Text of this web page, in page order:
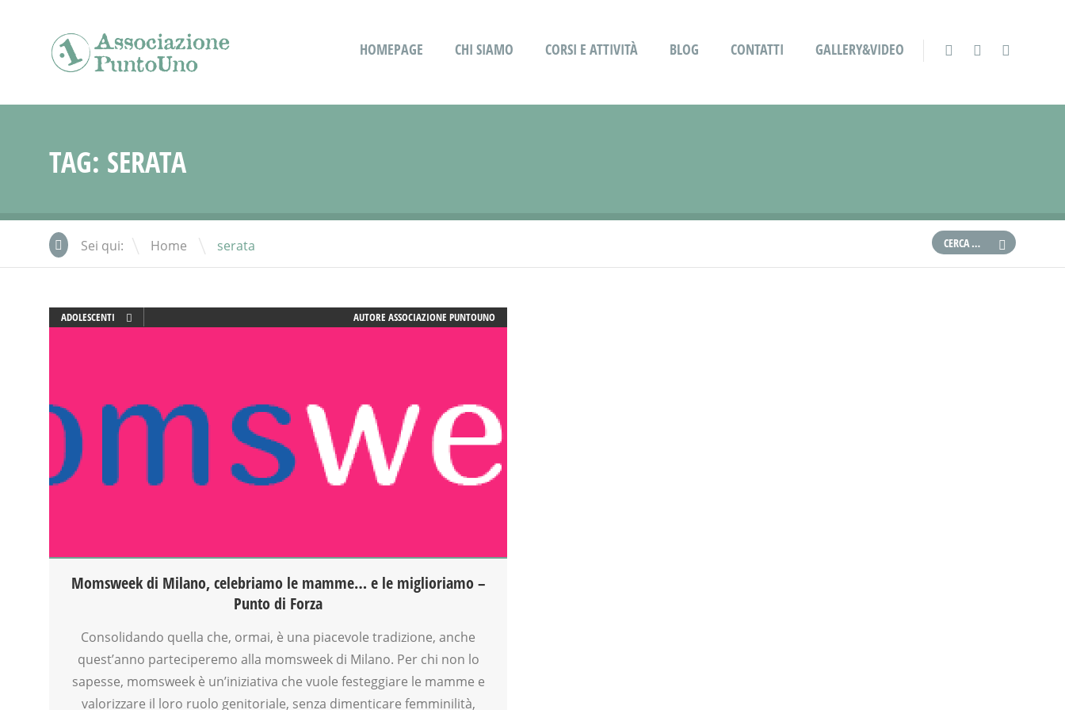
HOMEPAGE CHI SIAMO CORSI E ATTIVITÀ BLOG CONTATTI GALLERY&VIDEO
TAG: SERATA
Sei qui: Home \ serata
ADOLESCENTI
GENITORI
MAMME
PEDAGOGIA
SCUOLA
TEMPO LIBERO
VIA FARUFFINI
AUTOREASSOCIAZIONE PUNTOUNO
Momsweek di Milano, celebriamo le mamme… e le miglioriamo –
Punto di Forza
Consolidando quella che, ormai, è una piacevole tradizione, anche
quest’anno parteciperemo alla momsweek di Milano. Per chi non lo
sapesse, momsweek è un’iniziativa che vuole festeggiare le mamme e
valorizzare il loro ruolo genitoriale, senza dimenticare femminilità,